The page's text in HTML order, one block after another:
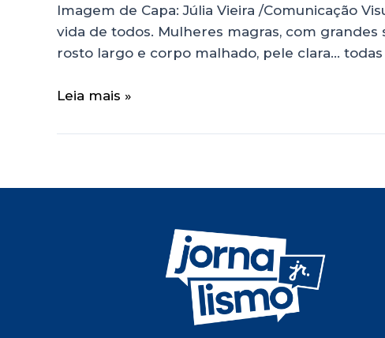
Imagem de Capa: Júlia Vieira /Comunicação
vida de todos. Mulheres magras, com
rosto largo e corpo malhado, pele clara…
Leia mais »